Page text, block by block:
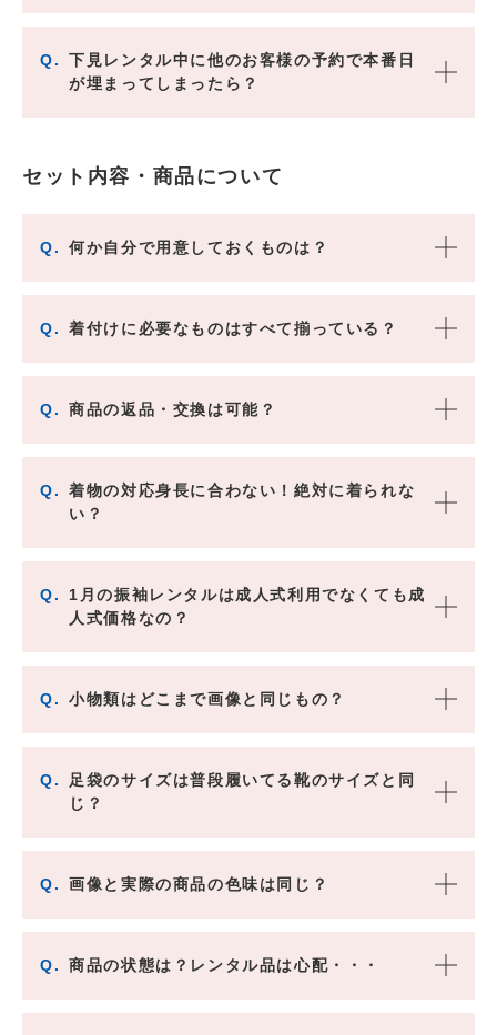
Q.
下見レンタル中に他のお客様の予約で本番日
が埋まってしまったら？
セット内容・商品について
Q. 何か自分で用意しておくものは？
Q. 着付けに必要なものはすべて揃っている？
Q. 商品の返品・交換は可能？
Q.
着物の対応身長に合わない！絶対に着られな
い？
Q.
1月の振袖レンタルは成人式利用でなくても成
人式価格なの？
Q. 小物類はどこまで画像と同じもの？
Q.
足袋のサイズは普段履いてる靴のサイズと同
じ？
Q. 画像と実際の商品の色味は同じ？
Q. 商品の状態は？レンタル品は心配・・・